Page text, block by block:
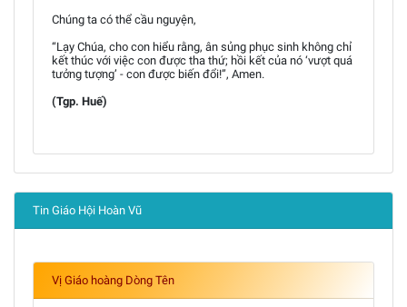
Chúng ta có thể cầu nguyện,
“Lạy Chúa, cho con hiểu rằng, ân sủng phục sinh không chỉ
kết thúc với việc con được tha thứ; hồi kết của nó ‘vượt quá
tưởng tượng’ - con được biến đổi!”, Amen.
(Tgp. Huế)
Tin Giáo Hội Hoàn Vũ
Vị Giáo hoàng Dòng Tên